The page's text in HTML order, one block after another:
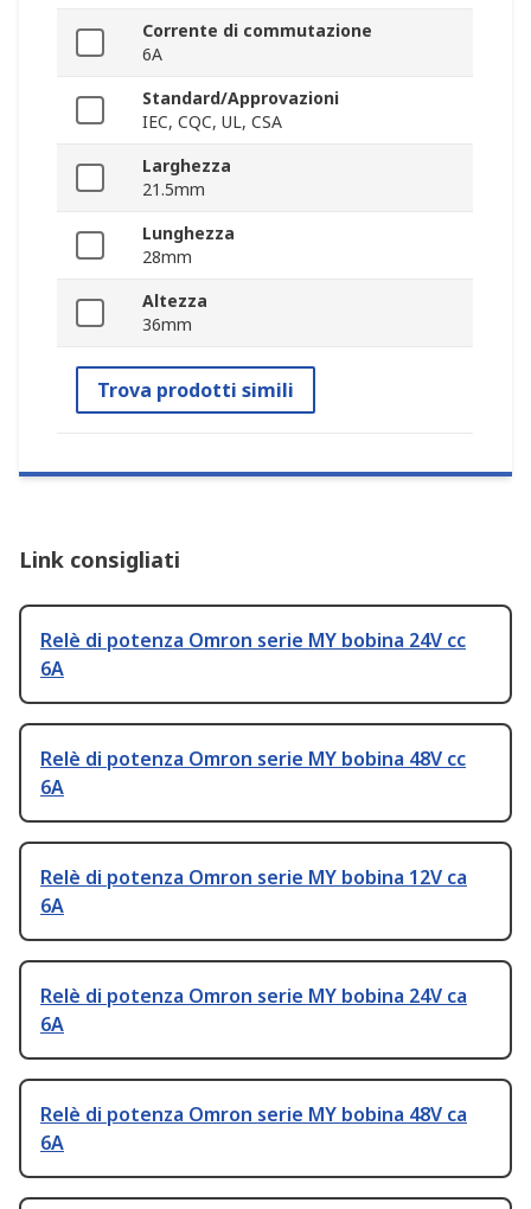
Corrente di commutazione
6A
Standard/Approvazioni
IEC, CQC, UL, CSA
Larghezza
21.5mm
Lunghezza
28mm
Altezza
36mm
Trova prodotti simili
Link consigliati
Relè di potenza Omron serie MY bobina 24V cc
6A
Relè di potenza Omron serie MY bobina 48V cc
6A
Relè di potenza Omron serie MY bobina 12V ca
6A
Relè di potenza Omron serie MY bobina 24V ca
6A
Relè di potenza Omron serie MY bobina 48V ca
6A